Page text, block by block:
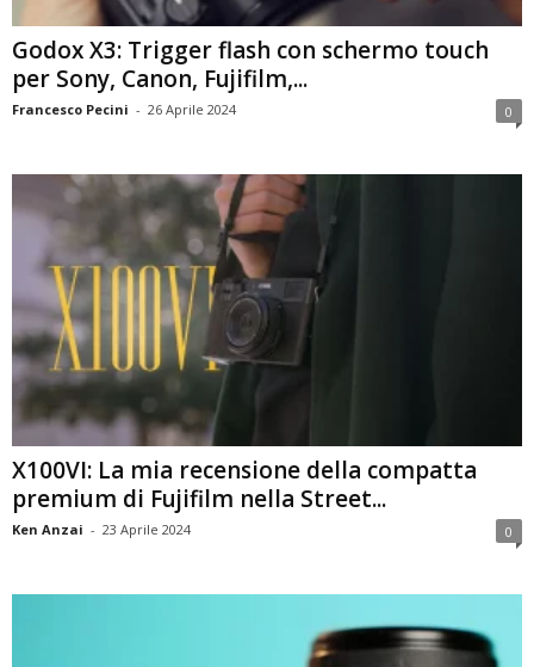
Godox X3: Trigger flash con schermo touch
per Sony, Canon, Fujifilm,...
Francesco Pecini - 26 Aprile 2024 0
X100VI: La mia recensione della compatta
premium di Fujifilm nella Street...
Ken Anzai - 23 Aprile 2024 0